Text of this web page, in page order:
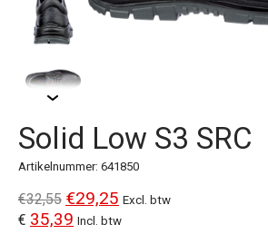
Solid Low S3 SRC
Artikelnummer: 641850
€32,55 €29,25 Excl. btw
€ 35,39 Incl. btw